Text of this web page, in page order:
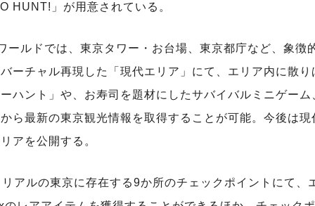
HUNT!」が用意されている。
ールドでは、東京タワー・お台場、東京都庁など、象徴
ーチャル再現した「現代エリア」にて、エリア内に散り
ハント」や、お寿司を題材にしたサバイバルミニゲーム
ら最新の東京観光情報を取得することが可能。今後は現
アを公開する。
アルの東京に存在する9か所のチェックポイントにて、